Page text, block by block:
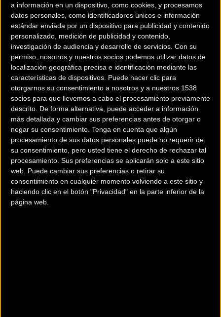
a información en un dispositivo, como cookies, y procesamos
datos personales, como identificadores únicos e información
estándar enviada por un dispositivo para publicidad y contenido
personalizado, medición de publicidad y contenido,
investigación de audiencia y desarrollo de servicios. Con su
permiso, nosotros y nuestros socios podemos utilizar datos de
localización geográfica precisa e identificación mediante las
características de dispositivos. Puede hacer clic para
otorgarnos su consentimiento a nosotros y a nuestros 1538
socios para que llevemos a cabo el procesamiento previamente
descrito. De forma alternativa, puede acceder a información
más detallada y cambiar sus preferencias antes de otorgar o
negar su consentimiento. Tenga en cuenta que algún
procesamiento de sus datos personales puede no requerir de
su consentimiento, pero usted tiene el derecho de rechazar tal
procesamiento. Sus preferencias se aplicarán solo a este sitio
web. Puede cambiar sus preferencias o retirar su
consentimiento en cualquier momento volviendo a este sitio y
haciendo clic en el botón "Privacidad" en la parte inferior de la
página web.
Terms of use © 1987–2026 HERE
200 km
¿Eres el propietario de esta tienda? Descubre cómo
hacerte tienda Premium para llegar a más clientes
Comercios Bz Premium